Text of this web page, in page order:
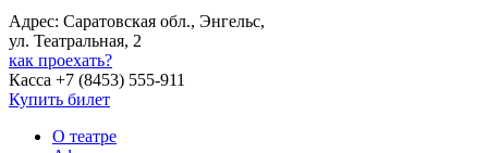
Адрес: Саратовская обл., Энгельс,
ул. Театральная, 2
как проехать?
Касса +7 (8453) 555-911
Купить билет
О театре